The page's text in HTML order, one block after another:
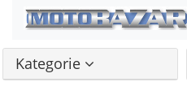
Kategorie